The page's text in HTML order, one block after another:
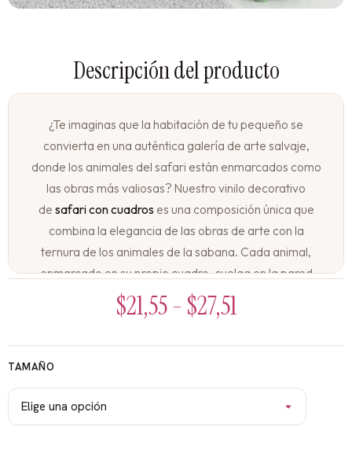
¿Te imaginas que la habitación de tu pequeño se
convierta en una auténtica galería de arte salvaje,
donde los animales del safari están enmarcados como
las obras más valiosas? Nuestro vinilo decorativo
de safari con cuadros es una composición única que
combina la elegancia de las obras de arte con la
ternura de los animales de la sabana. Cada animal,
enmarcado en su propio cuadro, cuelga en la pared
como si fuera una exposición de arte infantil.
En una pared especialmente diseñada para parecer
tamaños y colores cuelgan ordenadamente. Dentro de
cada marco, un animal del safari posa orgulloso: el
$21,55 - $27,51
TAMAÑO